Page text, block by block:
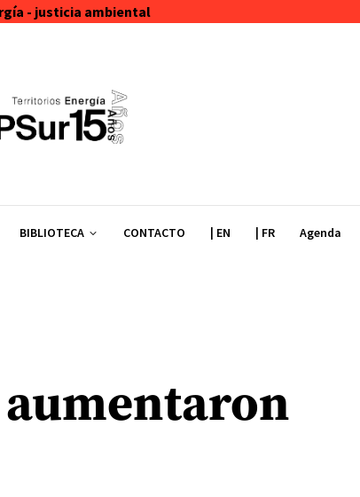
- justicia ambiental
BIBLIOTECA CONTACTO | EN | FR Agenda